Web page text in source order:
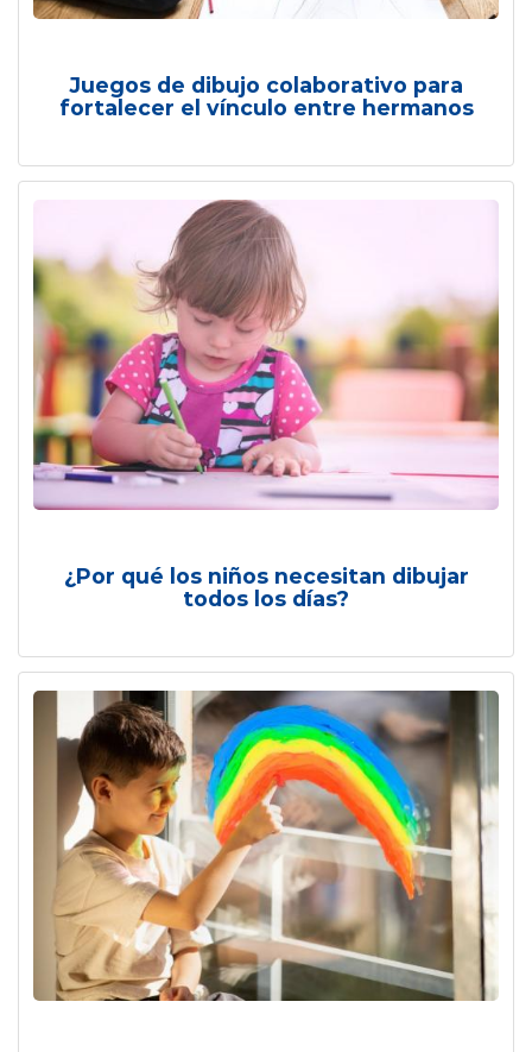
Juegos de dibujo colaborativo para
fortalecer el vínculo entre hermanos
¿Por qué los niños necesitan dibujar
todos los días?